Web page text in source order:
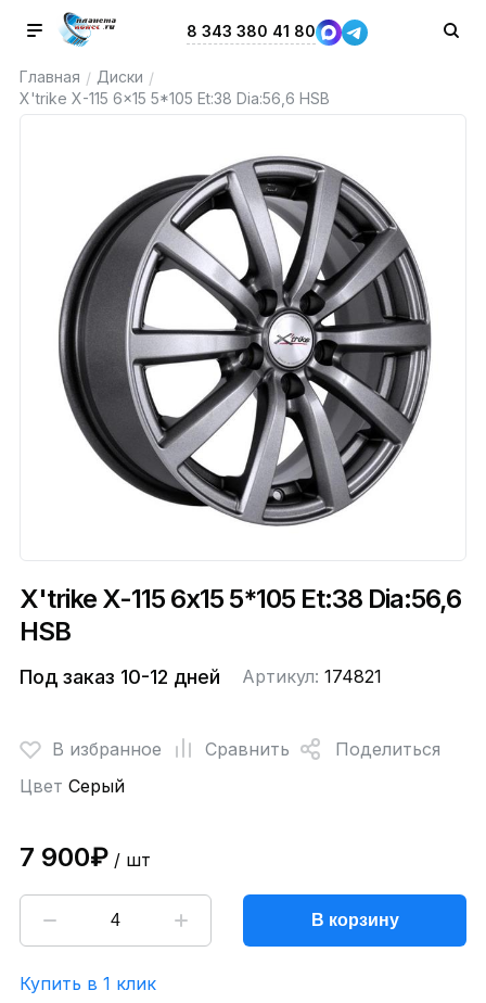
8 343 380 41 80
Главная / Диски /
X'trike X-115 6x15 5*105 Et:38 Dia:56,6 HSB
X'trike X-115 6x15 5*105 Et:38 Dia:56,6
HSB
Под заказ 10-12 дней Артикул: 174821
В избранное Сравнить
Поделиться
Цвет Серый
7 900₽/ шт
В корзину
Купить в 1 клик